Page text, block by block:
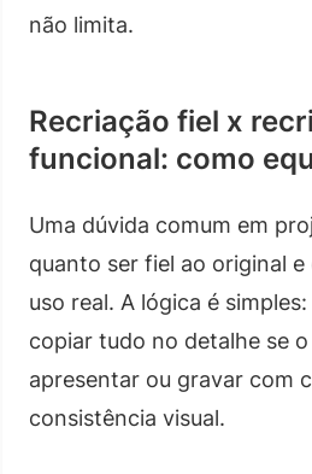
não limita.
Recriação fiel x
funcional: como
Uma dúvida comum em
quanto ser fiel ao original
uso real. A lógica é
copiar tudo no detalhe se
apresentar ou gravar com
consistência visual.